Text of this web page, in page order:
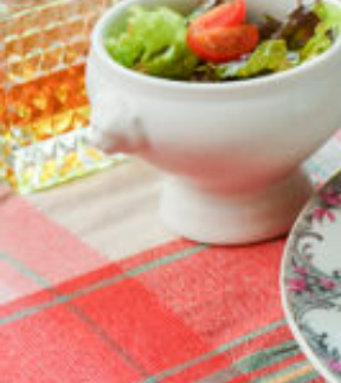
NEW OPEN
SERIES
CULTURE
ABOUT US
Instagram
チケットプレゼント応募